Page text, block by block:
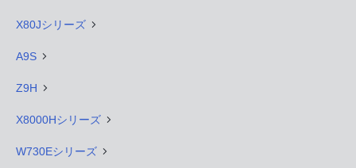
X80Jシリーズ
A9S
Z9H
X8000Hシリーズ
W730Eシリーズ